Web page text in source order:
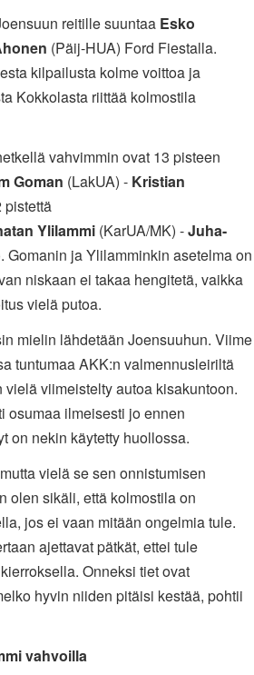
reitille suuntaa Esko
(Päij-HUA) Ford Fiestalla.
kilpailusta kolme voittoa ja
Kokkolasta riittää kolmostila
vahvimmin ovat 13 pisteen
Goman (LakUA) - Kristian
pistettä
Ylilammi(KarUA/MK) -Juha-
Gomanin ja Ylilamminkin asetelma on
niskaan ei takaa hengitetä, vaikka
vielä putoa.
mielin lähdetään Joensuuhun. Viime
tuntumaa AKK:n valmennusleiriltä
viimeistelty autoa kisakuntoon.
osumaa ilmeisesti jo ennen
on nekin käytetty huollossa.
vielä se sen onnistumisen
olen sikäli, että kolmostila on
jos ei vaan mitään ongelmia tule.
ajettavat pätkät, ettei tule
Onneksi tiet ovat
hyvin niiden pitäisi kestää, pohtii
vahvoilla